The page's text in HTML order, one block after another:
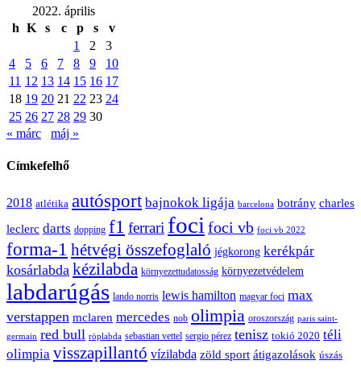
2022. április
h K s c p s
v
1
2
3
4
5 6 7 8 9
10
11 12 13 14 15 16 17
18 19 20 21 22 23 24
25 26 27 28 29 30
« márc
máj »
Címkefelhő
2018 atlétika autósport bajnokok ligája barcelona botrány charles
leclerc darts dopping f1 ferrari foci foci vb foci vb 2022
forma-1 hétvégi összefoglaló jégkorong kerékpár
kosárlabda kézilabda környezettudatosság környezetvédelem
labdarúgás lando norris lewis hamilton magyar foci max
verstappen mclaren mercedes nob olimpia oroszország paris saint-
germain red bull röplabda sebastian vettel sergio pérez tenisz tokió 2020 téli
olimpia visszapillantó vízilabda zöld sport átigazolások úszás